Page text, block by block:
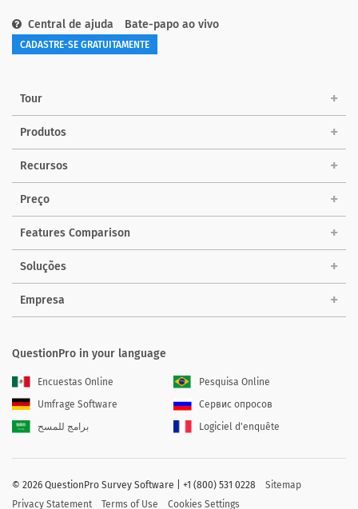
Central de ajuda Bate-papo ao vivo
CADASTRE-SE GRATUITAMENTE
Tour
Produtos
Recursos
Preço
Features Comparison
Soluções
Empresa
QuestionPro in your language
Encuestas Online
Pesquisa Online
Umfrage Software
Сервис опросов
برامج للمسح
Logiciel d'enquête
© 2026 QuestionPro Survey Software | +1 (800) 531 0228
Sitemap
Privacy Statement
Terms of Use Cookies Settings